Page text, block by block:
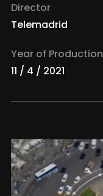
Director
Telemadrid
Year of Production
11 / 4 / 2021